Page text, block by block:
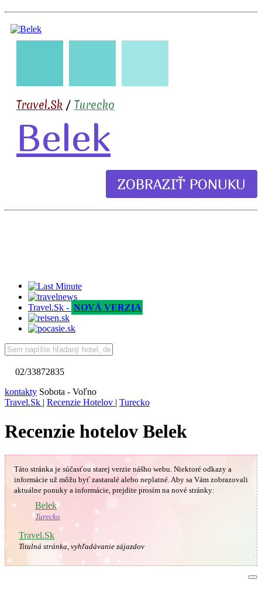
🇹🇷
Travel.Sk / Turecko
Belek
ZOBRAZIŤ PONUKU
Travel.Sk - NOVÁ VERZIA
02/33872835
kontakty Sobota - Voľno
Travel.Sk | Recenzie Hotelov | Turecko
Recenzie hotelov Belek
Táto stránka je súčasťou starej verzie nášho webu. Niektoré odkazy a
informácie už môžu byť zastaralé alebo neplatné.Aby sa Vám zobrazovali
aktuálne ponuky a informácie, prejdite prosím na nové stránky:
Belek
Turecko
Travel.Sk
Titulná stránka, vyhľadávanie zájazdov